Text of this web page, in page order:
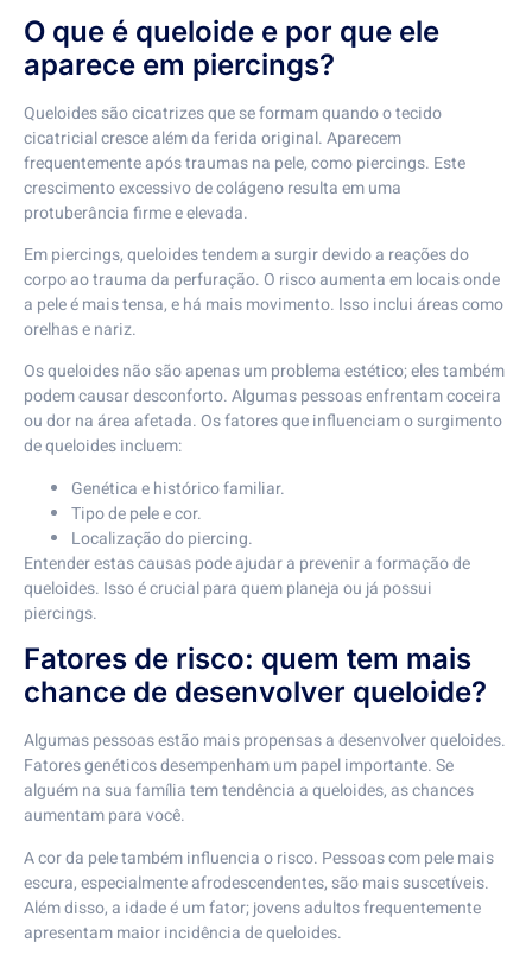
O que é queloide e por que ele
aparece em piercings?
Queloides são cicatrizes que se formam quando o tecido
cicatricial cresce além da ferida original. Aparecem
frequentemente após traumas na pele, como piercings. Este
crescimento excessivo de colágeno resulta em uma
protuberância firme e elevada.
Em piercings, queloides tendem a surgir devido a reações do
corpo ao trauma da perfuração. O risco aumenta em locais onde
a pele é mais tensa, e há mais movimento. Isso inclui áreas como
orelhas e nariz.
Os queloides não são apenas um problema estético; eles também
podem causar desconforto. Algumas pessoas enfrentam coceira
ou dor na área afetada. Os fatores que influenciam o surgimento
de queloides incluem:
Genética e histórico familiar.
Tipo de pele e cor.
Localização do piercing.
Entender estas causas pode ajudar a prevenir a formação de
queloides. Isso é crucial para quem planeja ou já possui
piercings.
Fatores de risco: quem tem mais
chance de desenvolver queloide?
Algumas pessoas estão mais propensas a desenvolver queloides.
Fatores genéticos desempenham um papel importante. Se
alguém na sua família tem tendência a queloides, as chances
aumentam para você.
A cor da pele também influencia o risco. Pessoas com pele mais
escura, especialmente afrodescendentes, são mais suscetíveis.
Além disso, a idade é um fator; jovens adultos frequentemente
apresentam maior incidência de queloides.